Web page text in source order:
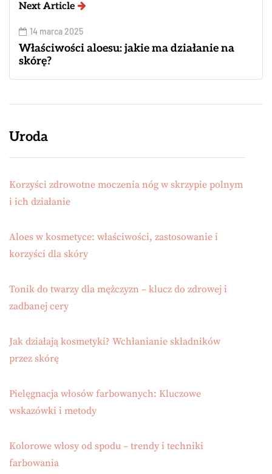
Next Article
14 marca 2025
Właściwości aloesu: jakie ma działanie na
skórę?
Uroda
Korzyści zdrowotne moczenia nóg w skrzypie polnym
i ich działanie
Aloes w kosmetyce: właściwości, zastosowanie i
korzyści dla skóry
Tonik do twarzy dla mężczyzn – klucz do zdrowej i
zadbanej cery
Jak działają kosmetyki? Wchłanianie składników
przez skórę
Pielęgnacja włosów farbowanych: Kluczowe
wskazówki i metody
Kolorowe włosy od spodu – trendy i techniki
farbowania